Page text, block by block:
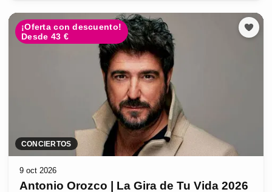
¡Oferta con descuento!
Desde 43 €
CONCIERTOS
9 oct 2026
Antonio Orozco | La Gira de Tu Vida 2026